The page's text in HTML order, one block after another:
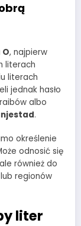
, najpierw
literach
literach
jednak hasło
albo
.
określenie
odnosić się
również do
regionów
liter